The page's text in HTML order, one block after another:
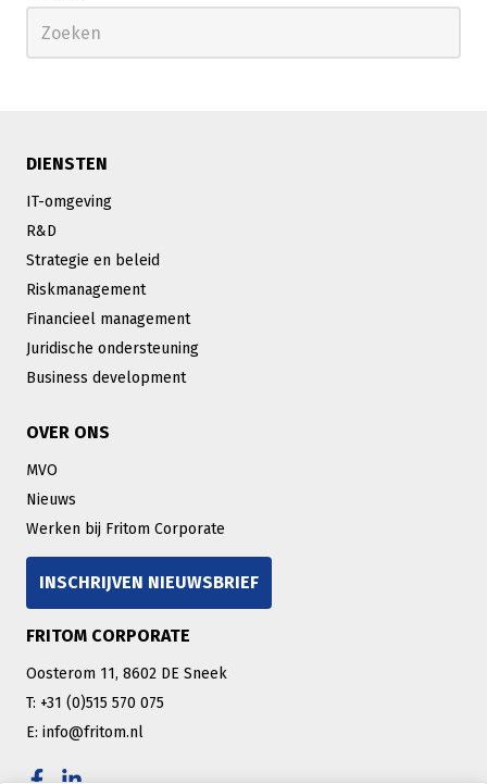
DIENSTEN
IT-omgeving
R&D
Strategie en beleid
Riskmanagement
Financieel management
Juridische ondersteuning
Business development
OVER ONS
MVO
Nieuws
Werken bij Fritom Corporate
INSCHRIJVEN NIEUWSBRIEF
FRITOM CORPORATE
Oosterom 11, 8602 DE Sneek
T: +31 (0)515 570 075
E: info@fritom.nl